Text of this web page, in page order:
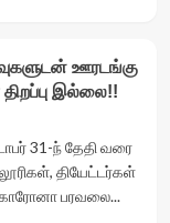
ஊரடங்கு
திறப்பு இல்லை!!
31-ந் தேதி வரை
தியேட்டர்கள்
பரவலை...